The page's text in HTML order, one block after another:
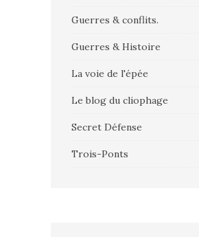
Guerres & conflits.
Guerres & Histoire
La voie de l'épée
Le blog du cliophage
Secret Défense
Trois-Ponts